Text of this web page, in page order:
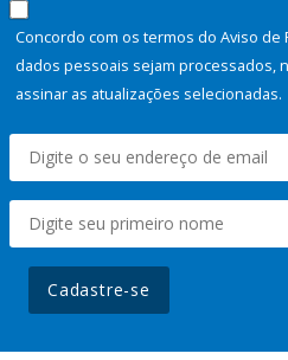
Concordo com os termos do Aviso
dados pessoais sejam processados,
assinar as atualizações selecionadas.
Cadastre-se